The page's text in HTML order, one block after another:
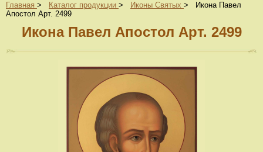
Главная > Каталог продукции > Иконы Святых >
Икона Павел
Апостол Арт. 2499
Икона Павел Апостол Арт. 2499